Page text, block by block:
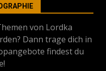
von Lordka
Dann trage dich in
findest du